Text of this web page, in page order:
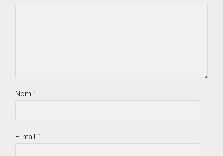
Nom *
E-mail *